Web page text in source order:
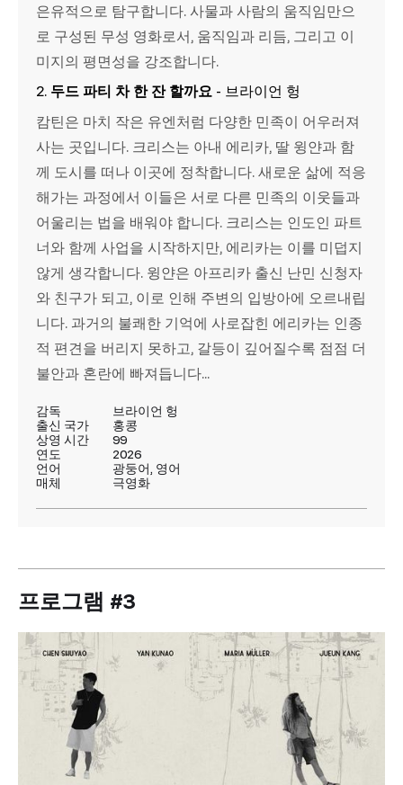
은유적으로 탐구합니다. 사물과 사람의 움직임만으
로 구성된 무성 영화로서, 움직임과 리듬, 그리고 이
미지의 평면성을 강조합니다.
2. 두드 파티 차 한 잔 할까요 - 브라이언 헝
캄틴은 마치 작은 유엔처럼 다양한 민족이 어우러져
사는 곳입니다. 크리스는 아내 에리카, 딸 윙얀과 함
께 도시를 떠나 이곳에 정착합니다. 새로운 삶에 적응
해가는 과정에서 이들은 서로 다른 민족의 이웃들과
어울리는 법을 배워야 합니다. 크리스는 인도인 파트
너와 함께 사업을 시작하지만, 에리카는 이를 미덥지
않게 생각합니다. 윙얀은 아프리카 출신 난민 신청자
와 친구가 되고, 이로 인해 주변의 입방아에 오르내립
니다. 과거의 불쾌한 기억에 사로잡힌 에리카는 인종
적 편견을 버리지 못하고, 갈등이 깊어질수록 점점 더
불안과 혼란에 빠져듭니다...
감독
브라이언 헝
출신 국가
홍콩
상영 시간
99
연도
2026
언어
광둥어, 영어
매체
극영화
프로그램 #3